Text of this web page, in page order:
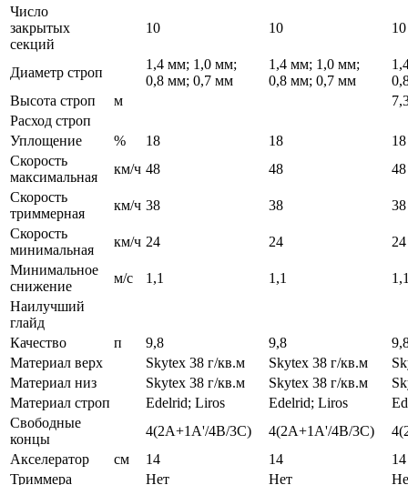
Число
закрытых
секций
10 10 10
Диаметр строп
1,4 мм; 1,0 мм;
0,8 мм; 0,7 мм
1,4 мм; 1,0 мм;
0,8 мм; 0,7 мм
Высота строп
м
Расход строп
Уплощение
% 18 18
18
Скорость
максимальная
км/ч 48 48
48
Скорость
триммерная
км/ч 38 38
38
Скорость
минимальная
км/ч 24 24
24
Минимальное
снижение
м/с 1,1 1,1
Наилучший
глайд
Качество
п 9,8 9,8
Материал верх
Skytex 38 г/кв.м Skytex 38 г/кв.м
Материал низ
Skytex 38 г/кв.м Skytex 38 г/кв.м
Материал строп
Edelrid; Liros Edelrid; Liros
Свободные
концы
4(2A+1A'/4B/3C) 4(2A+1A'/4B/3C)
Акселератор
см 14 14
14
Триммера
Нет Нет